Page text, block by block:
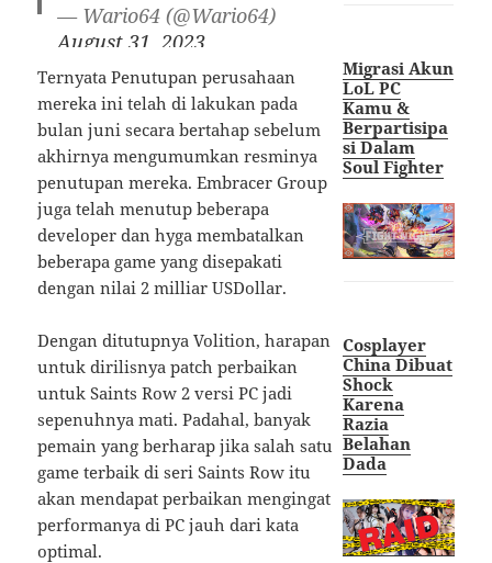
— Wario64 (@Wario64)
August 31, 2023
Ternyata Penutupan perusahaan
mereka ini telah di lakukan pada
bulan juni secara bertahap sebelum
akhirnya mengumumkan resminya
penutupan mereka. Embracer Group
juga telah menutup beberapa
developer dan hyga membatalkan
beberapa game yang disepakati
dengan nilai 2 milliar USDollar.
Dengan ditutupnya Volition, harapan
untuk dirilisnya patch perbaikan
untuk Saints Row 2 versi PC jadi
sepenuhnya mati. Padahal, banyak
pemain yang berharap jika salah satu
game terbaik di seri Saints Row itu
akan mendapat perbaikan mengingat
performanya di PC jauh dari kata
optimal.
Migrasi Akun
LoL PC
Kamu &
Berpartisipa
si Dalam
Soul Fighter
Cosplayer
China Dibuat
Shock
Karena
Razia
Belahan
Dada